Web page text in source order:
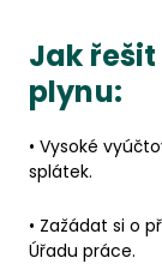
Jak
plynu:
• Vysoké
splátek.
• Zažádat si o
Úřadu práce.